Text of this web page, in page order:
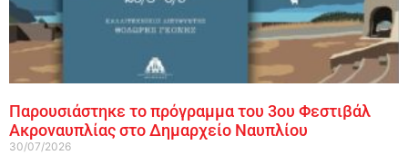
Παρουσιάστηκε το πρόγραμμα του 3ου Φεστιβάλ
Ακροναυπλίας στο Δημαρχείο Ναυπλίου
30/07/2026